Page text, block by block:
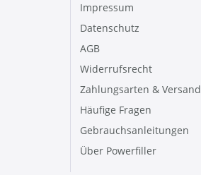
Impressum
Datenschutz
AGB
Widerrufsrecht
Zahlungsarten & Versand
Häufige Fragen
Gebrauchsanleitungen
Über Powerfiller